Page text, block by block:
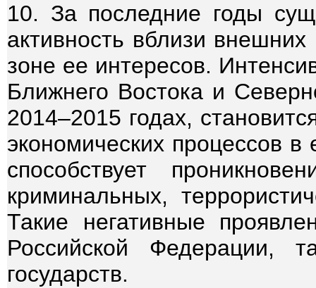
10. За последние годы
активность вблизи
зоне ее интересов.
Ближнего Востока и
2014–2015 годах,
экономических процессов в
способствует
криминальных,
Такие негативные
Российской Федерации,
государств.